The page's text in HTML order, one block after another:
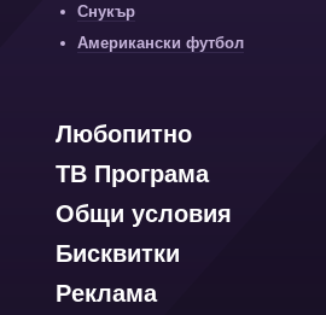
Снукър
Американски футбол
Любопитно
ТВ Програма
Общи условия
Бисквитки
Реклама